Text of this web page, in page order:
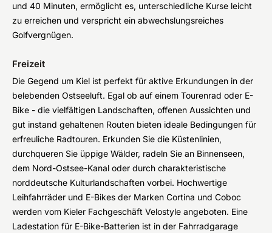
und 40 Minuten, ermöglicht es, unterschiedliche Kurse leicht
zu erreichen und verspricht ein abwechslungsreiches
Golfvergnügen.
Freizeit
Die Gegend um Kiel ist perfekt für aktive Erkundungen in der
belebenden Ostseeluft. Egal ob auf einem Tourenrad oder E-
Bike - die vielfältigen Landschaften, offenen Aussichten und
gut instand gehaltenen Routen bieten ideale Bedingungen für
erfreuliche Radtouren. Erkunden Sie die Küstenlinien,
durchqueren Sie üppige Wälder, radeln Sie an Binnenseen,
dem Nord-Ostsee-Kanal oder durch charakteristische
norddeutsche Kulturlandschaften vorbei. Hochwertige
Leihfahrräder und E-Bikes der Marken Cortina und Coboc
werden vom Kieler Fachgeschäft Velostyle angeboten. Eine
Ladestation für E-Bike-Batterien ist in der Fahrradgarage